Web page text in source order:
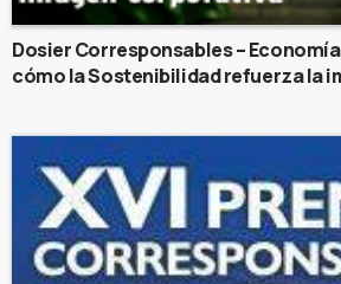
Dosier Corresponsables –
cómo la Sostenibilidad refuerza la